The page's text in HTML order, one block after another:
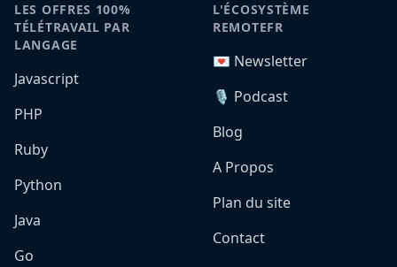
LES OFFRES 100%
TÉLÉTRAVAIL PAR
LANGAGE
Javascript
PHP
Ruby
Python
Java
Go
L'ÉCOSYSTÈME
REMOTEFR
💌 Newsletter
🎙️ Podcast
Blog
A Propos
Plan du site
Contact